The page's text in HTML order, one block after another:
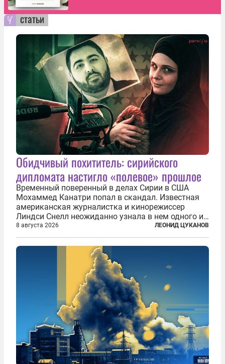
статьи
Обидчивый похититель: сирийского
дипломата настигло «полевое» прошлое
Временный поверенный в делах Сирии в США
Мохаммед Канатри попал в скандал. Известная
американская журналистка и кинорежиссер
Линдси Снелл неожиданно узнала в нем одного из
бандитов, похитивших ее в сирийском Алеппо в
2016 году. Журналистка убеждена, что Канатри, в
то время известный под подпольным...
8 августа 2026 ЛЕОНИД ЦУКАНОВ